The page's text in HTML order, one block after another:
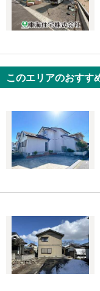
このエリアのおすす